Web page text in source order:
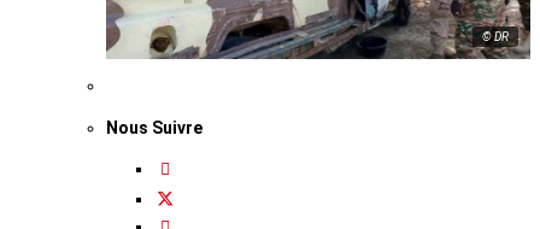
© DR
Nous Suivre